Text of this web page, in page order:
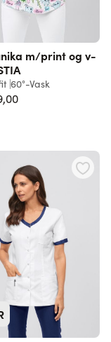
m/print og v-
60°-Vask